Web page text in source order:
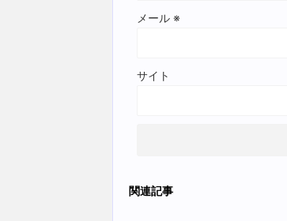
メール ※
サイト
関連記事